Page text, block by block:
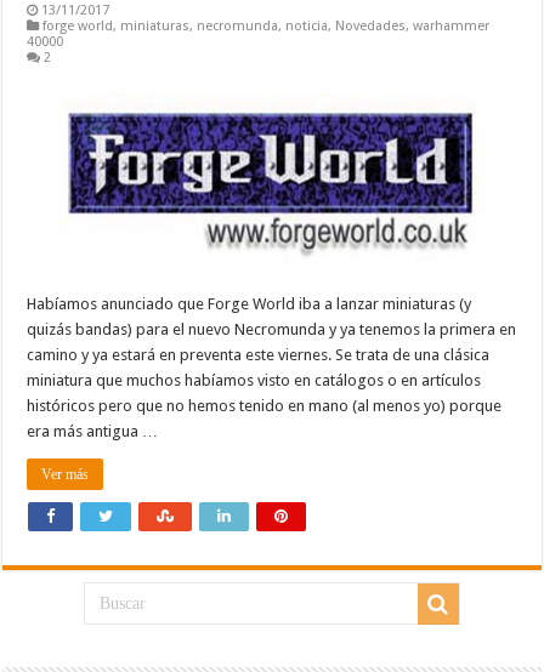
13/11/2017
forge world, miniaturas, necromunda, noticia, Novedades,warhammer
40000
2
Habíamos anunciado que Forge World iba a lanzar miniaturas (y
quizás bandas) para el nuevo Necromunda y ya tenemos la primera en
camino y ya estará en preventa este viernes. Se trata de una clásica
miniatura que muchos habíamos visto en catálogos o en artículos
históricos pero que no hemos tenido en mano (al menos yo) porque
era más antigua …
Ver más